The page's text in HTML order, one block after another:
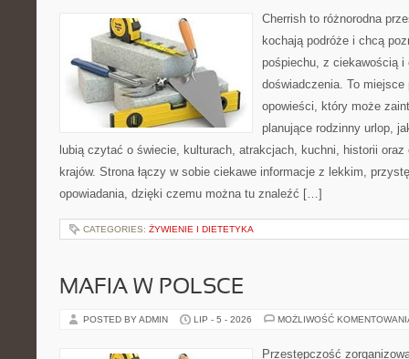
Cherrish to różnorodna
kochają podróże i chcą
pośpiechu, z ciekawością i
doświadczenia. To miejsce
opowieści, który może
planujące rodzinny urlop,
lubią czytać o świecie, kulturach, atrakcjach, kuchni, historii
krajów. Strona łączy w sobie ciekawe informacje z lekkim,
opowiadania, dzięki czemu można tu znaleźć […]
CATEGORIES: ŻYWIENIE I DIETETYKA
MAFIA W POLSCE
POSTED BY ADMIN LIP - 5 - 2026 MOŻLIWOŚĆ
Przestępczość